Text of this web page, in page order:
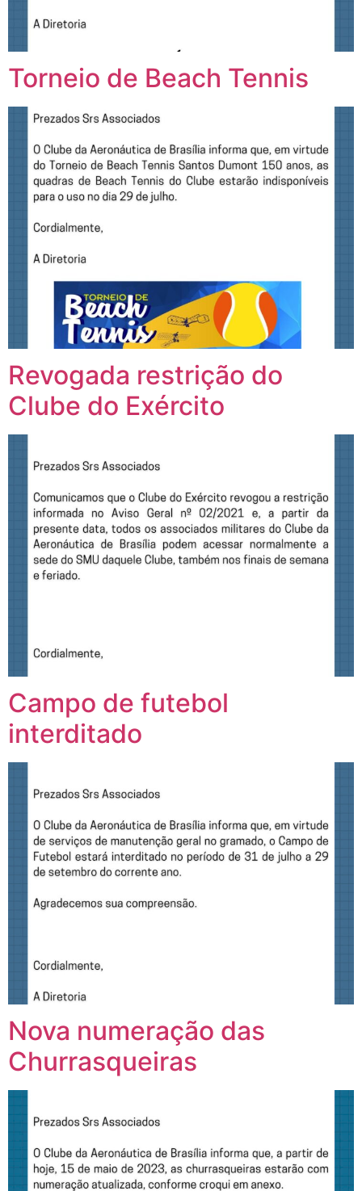
Torneio de Beach Tennis
Revogada restrição do
Clube do Exército
Campo de futebol
interditado
Nova numeração das
Churrasqueiras